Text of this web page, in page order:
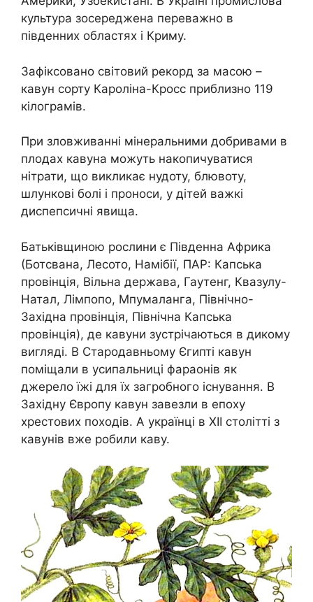
культура зосереджена переважно в
південних областях і Криму.
Зафіксовано світовий рекорд за масою –
кавун сорту Кароліна-Кросс приблизно 119
кілограмів.
При зловживанні мінеральними добривами в
плодах кавуна можуть накопичуватися
нітрати, що викликає нудоту, блювоту,
шлункові болі і проноси, у дітей важкі
диспепсичні явища.
Батьківщиною рослини є Південна Африка
(Ботсвана, Лесото, Намібії, ПАР: Капська
провінція, Вільна держава, Гаутенг, Квазулу-
Натал, Лімпопо, Мпумаланга, Північно-
Західна провінція, Північна Капська
провінція), де кавуни зустрічаються в дикому
вигляді. В Стародавньому Єгипті кавун
поміщали в усипальниці фараонів як
джерело їжі для їх загробного існування. В
Західну Європу кавун завезли в епоху
хрестових походів. А українці в XII столітті з
кавунів вже робили каву.